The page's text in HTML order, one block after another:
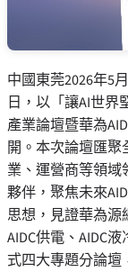
中國東莞2026年5
日，以「讓AI世界
產業論壇暨華為
開。本次論壇匯
業、運營商等領
夥伴，聚焦未來
思想，見證華為源
AIDC供電、AIDC
式四大專題分論壇